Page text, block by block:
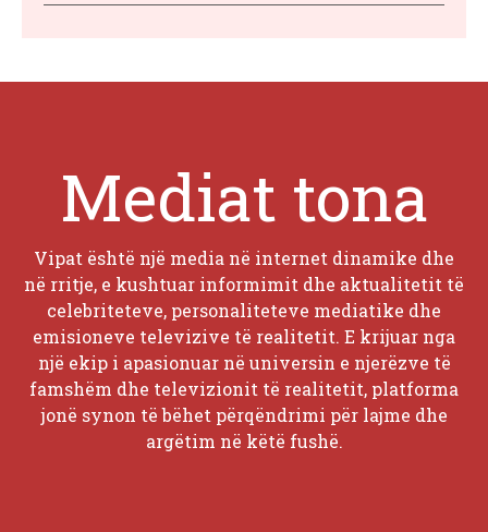
Mediat tona
Vipat është një media në internet dinamike dhe
në rritje, e kushtuar informimit dhe aktualitetit të
celebriteteve, personaliteteve mediatike dhe
emisioneve televizive të realitetit. E krijuar nga
një ekip i apasionuar në universin e njerëzve të
famshëm dhe televizionit të realitetit, platforma
jonë synon të bëhet përqëndrimi për lajme dhe
argëtim në këtë fushë.